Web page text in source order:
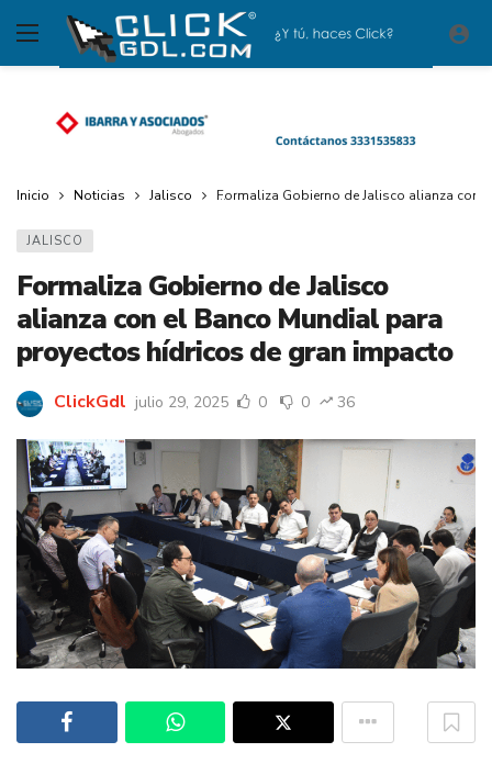
Inicio Noticias Jalisco Formaliza Gobierno de Jalisco alianza con
JALISCO
Formaliza Gobierno de Jalisco
alianza con el Banco Mundial para
proyectos hídricos de gran impacto
ClickGdl julio 29, 2025 0 0 36